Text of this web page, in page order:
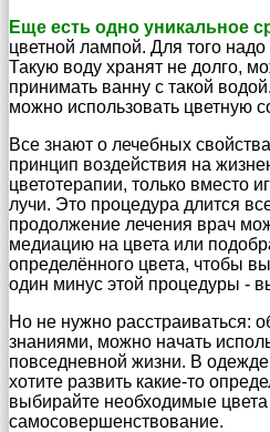
Еще есть одно уникальное
цветной лампой. Для того
Такую воду хранят не долго,
принимать ванну с такой
можно использовать цветную
Все знают о лечебных
принцип воздействия на
цветотерапии, только вместо
лучи. Это процедура длится
продолжение лечения врач
медиацию на цвета или
определённого цвета, чтобы
один минус этой процедуры -
Но не нужно расстраиваться:
знаниями, можно начать
повседневной жизни. В
хотите развить какие-то
выбирайте необходимые
самосовершенствование.